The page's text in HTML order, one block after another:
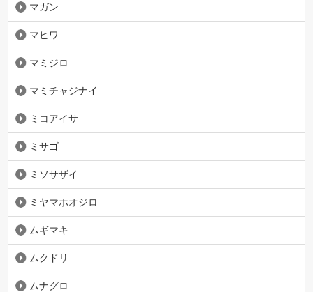
マガン
マヒワ
マミジロ
マミチャジナイ
ミコアイサ
ミサゴ
ミソサザイ
ミヤマホオジロ
ムギマキ
ムクドリ
ムナグロ